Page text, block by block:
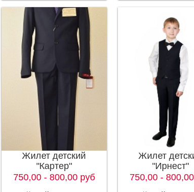
134-64
Жилет детский
"Картер"
750,00 - 800,00руб
Жилет
"Ирнест"
750,00 - 800,00